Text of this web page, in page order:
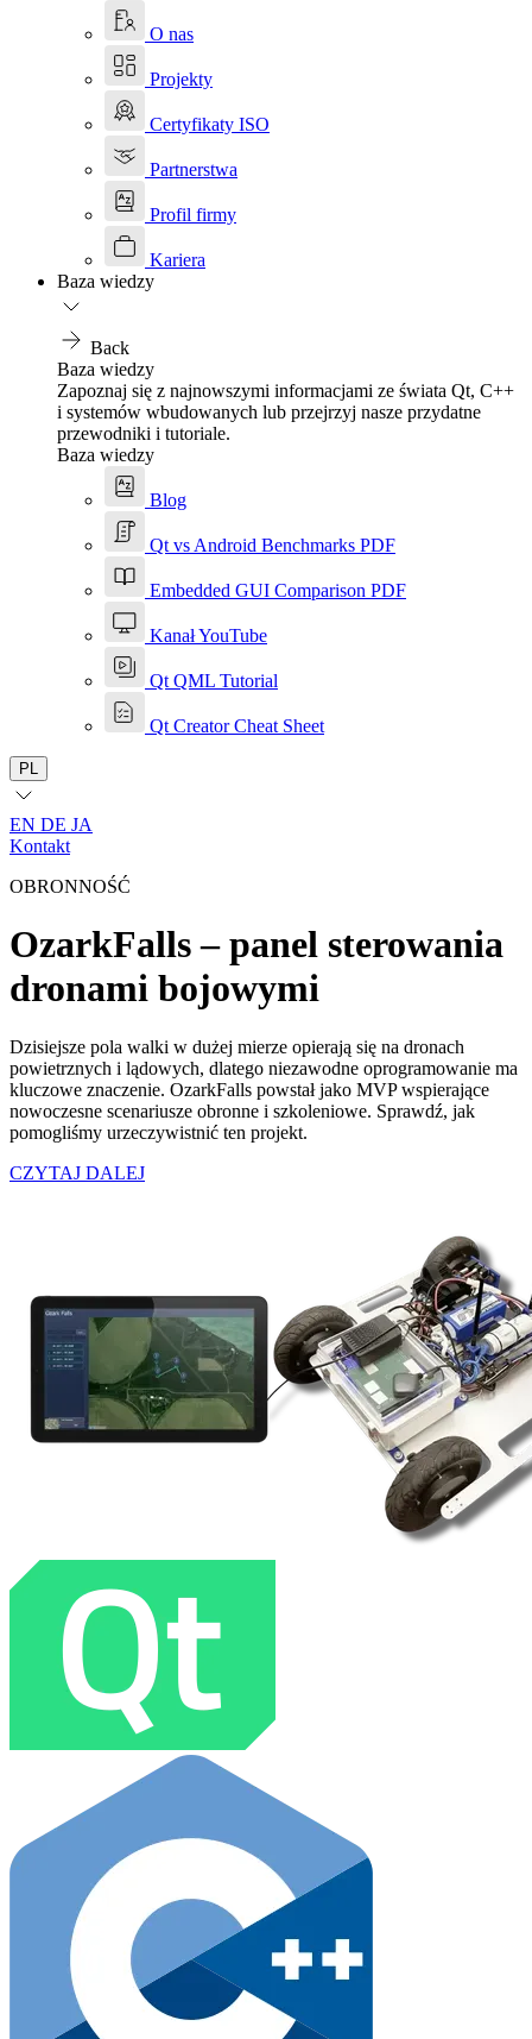
O nas
Projekty
Certyfikaty ISO
Partnerstwa
Profil firmy
Kariera
Baza wiedzy
Back
Baza wiedzy
Zapoznaj się z najnowszymi informacjami ze świata Qt, C++
i systemów wbudowanych lub przejrzyj nasze przydatne
przewodniki i tutoriale.
Baza wiedzy
Blog
Qt vs Android Benchmarks PDF
Embedded GUI Comparison PDF
Kanał YouTube
Qt QML Tutorial
Qt Creator Cheat Sheet
PL
EN DE JA
Kontakt
OBRONNOŚĆ
OzarkFalls – panel sterowania
dronami bojowymi
Dzisiejsze pola walki w dużej mierze opierają się na dronach
powietrznych i lądowych, dlatego niezawodne oprogramowanie ma
kluczowe znaczenie. OzarkFalls powstał jako MVP wspierające
nowoczesne scenariusze obronne i szkoleniowe. Sprawdź, jak
pomogliśmy urzeczywistnić ten projekt.
CZYTAJ DALEJ